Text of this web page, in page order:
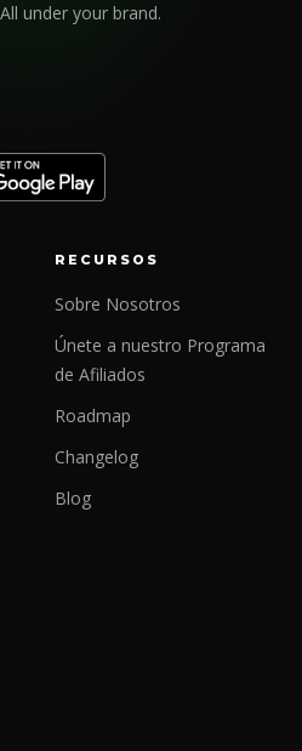
under your brand.
RECURSOS
Sobre Nosotros
Únete a nuestro Programa
de Afiliados
Roadmap
Changelog
Blog